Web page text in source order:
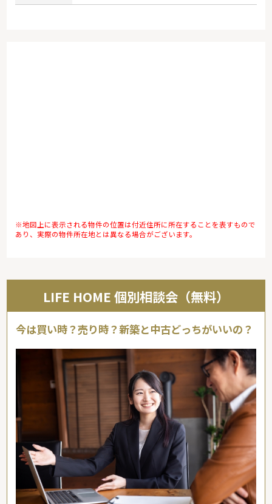
※地図上に表示される物件の位置は付近住所に所在することを表すもので
あり、実際の物件所在地とは異なる場合がございます。
LIFE HOME 個別相談会（無料）
今は買い時？売り時？新築と中古どっちがいいの？